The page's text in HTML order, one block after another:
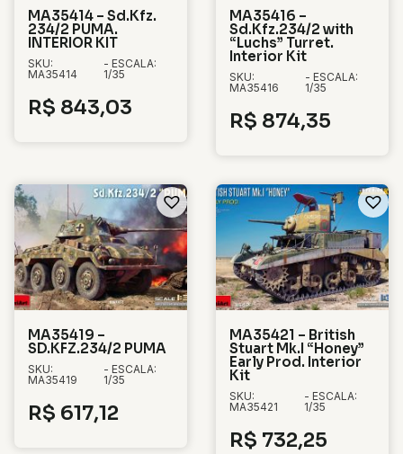
MA35414 – Sd.Kfz.
234/2 PUMA.
INTERIOR KIT
SKU:
MA35414
- ESCALA:
1/35
R$ 843,03
MA35416 –
Sd.Kfz.234/2 with
“Luchs” Turret.
Interior Kit
SKU:
MA35416
- ESCALA:
1/35
R$ 874,35
MA35419 –
SD.KFZ.234/2 PUMA
SKU:
MA35419
- ESCALA:
1/35
R$ 617,12
MA35421 – British
Stuart Mk.I “Honey”
Early Prod. Interior
Kit
SKU:
MA35421
- ESCALA:
1/35
R$ 732,25